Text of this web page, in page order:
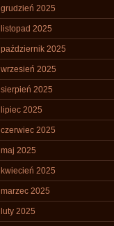
grudzień 2025
listopad 2025
październik 2025
wrzesień 2025
sierpień 2025
lipiec 2025
czerwiec 2025
maj 2025
kwiecień 2025
marzec 2025
luty 2025